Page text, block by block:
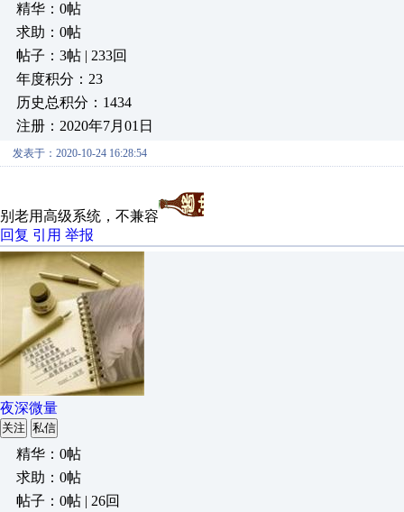
精华：0帖
求助：0帖
帖子：3帖 | 233回
年度积分：23
历史总积分：1434
注册：2020年7月01日
发表于：2020-10-24 16:28:54
别老用高级系统，不兼容
回复 引用 举报
夜深微量
关注 私信
精华：0帖
求助：0帖
帖子：0帖 | 26回